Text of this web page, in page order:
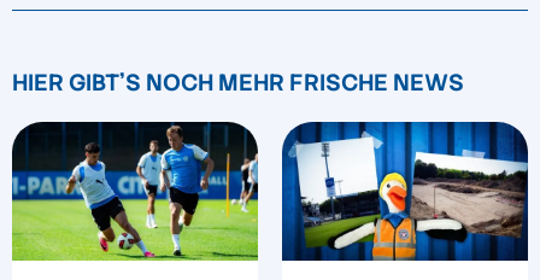
HIER GIBT'S NOCH MEHR FRISCHE NEWS